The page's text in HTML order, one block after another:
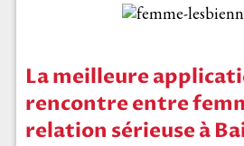
La meilleure
rencontre entre
relation sérieuse à